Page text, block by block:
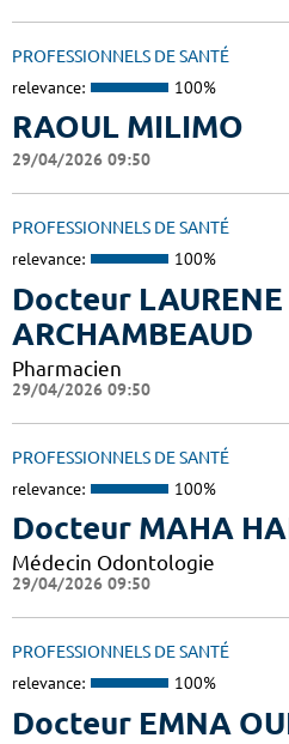
PROFESSIONNELS DE SANTÉ
relevance: 100%
RAOUL MILIMO
29/04/2026 09:50
PROFESSIONNELS DE SANTÉ
relevance: 100%
Docteur LAURENE
ARCHAMBEAUD
Pharmacien
29/04/2026 09:50
PROFESSIONNELS DE SANTÉ
relevance: 100%
Docteur MAHA
Médecin Odontologie
29/04/2026 09:50
PROFESSIONNELS DE SANTÉ
relevance: 100%
Docteur EMNA